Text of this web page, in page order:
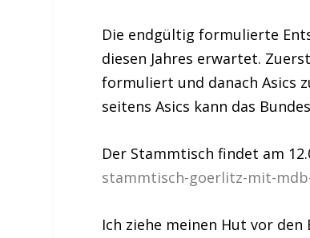
Die endgültig formulierte
diesen Jahres erwartet.
formuliert und danach Asics
seitens Asics kann das
Der Stammtisch findet am
stammtisch-goerlitz-mit-
Ich ziehe meinen Hut vor